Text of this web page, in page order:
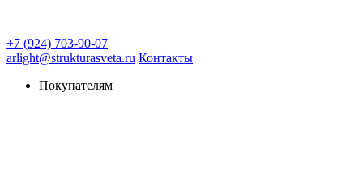
+7 (924) 703-90-07
arlight@strukturasveta.ru Контакты
Покупателям